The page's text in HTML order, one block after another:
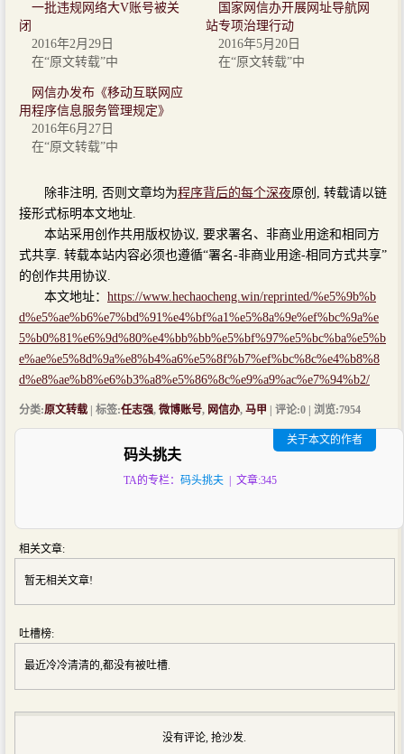
一批违规网络大V账号被关
闭
2016年2月29日
在“原文转载”中
国家网信办开展网址导航网
站专项治理行动
2016年5月20日
在“原文转载”中
网信办发布《移动互联网应
用程序信息服务管理规定》
2016年6月27日
在“原文转载”中
除非注明, 否则文章均为程序背后的每个深夜原创, 转载请以链
接形式标明本文地址.
本站采用创作共用版权协议, 要求署名、非商业用途和相同方
式共享. 转载本站内容必须也遵循“署名-非商业用途-相同方式共享”
的创作共用协议.
本文地址： https://www.hechaocheng.win/reprinted/%e5%9b%b
d%e5%ae%b6%e7%bd%91%e4%bf%a1%e5%8a%9e%ef%bc%9a%e
5%b0%81%e6%9d%80%e4%bb%bb%e5%bf%97%e5%bc%ba%e5%b
e%ae%e5%8d%9a%e8%b4%a6%e5%8f%b7%ef%bc%8c%e4%b8%8
d%e8%ae%b8%e6%b3%a8%e5%86%8c%e9%a9%ac%e7%94%b2/
分类:原文转载 | 标签:任志强, 微博账号, 网信办, 马甲 | 评论:0 | 浏览:7954
码头挑夫
TA的专栏： 码头挑夫 | 文章:345
关于本文的作者
相关文章:
暂无相关文章!
吐槽榜:
最近冷冷清清的,都没有被吐槽.
没有评论, 抢沙发.